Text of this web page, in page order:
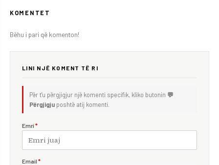
KOMENTET
Bëhu i pari që komenton!
LINI NJË KOMENT TË RI
Për t'u përgjigjur një komenti specifik, kliko butonin 💬
Përgjigju poshtë atij komenti.
Emri *
Email *